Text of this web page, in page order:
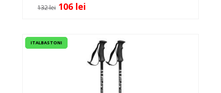
132 lei 106 lei
ITALBASTONI